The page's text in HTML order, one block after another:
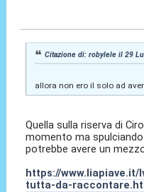
Citazione di: robylele il 29
allora non ero il solo ad
Quella sulla riserva di
momento ma
potrebbe avere un
https://
tutta-da-